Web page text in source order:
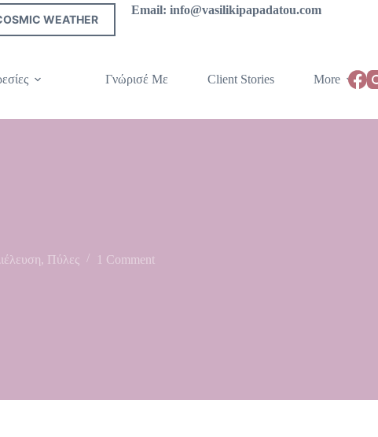
WEATHER
Email: info@vasilikipapadatou.com
Γνώρισέ Με Client Stories More
, Πύλες 1 Comment